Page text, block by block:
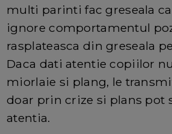
multi parinti fac greseala
ignore comportamentul
rasplateasca din greseala
Daca dati atentie copiilor
miorlaie si plang, le
doar prin crize si plans pot
atentia.